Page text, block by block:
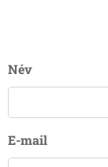
Név
E-mail